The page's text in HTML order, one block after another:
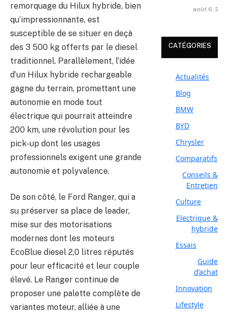
remorquage du Hilux hybride, bien
qu’impressionnante, est
susceptible de se situer en deçà
des 3 500 kg offerts par le diesel
traditionnel. Parallèlement, l’idée
d’un Hilux hybride rechargeable
gagne du terrain, promettant une
autonomie en mode tout
électrique qui pourrait atteindre
200 km, une révolution pour les
pick-up dont les usages
professionnels exigent une grande
autonomie et polyvalence.
De son côté, le Ford Ranger, qui a
su préserver sa place de leader,
mise sur des motorisations
modernes dont les moteurs
EcoBlue diesel 2,0 litres réputés
pour leur efficacité et leur couple
élevé. Le Ranger continue de
proposer une palette complète de
variantes moteur, alliée à une
août 6,
CATÉGORIES
Actualités
Blog
BMW
BYD
Chrysler
Comparatifs
Conseils &
Entretien
Culture
Electrique &
hybride
Essais
Guide
d’achat
Innovation
Lifestyle